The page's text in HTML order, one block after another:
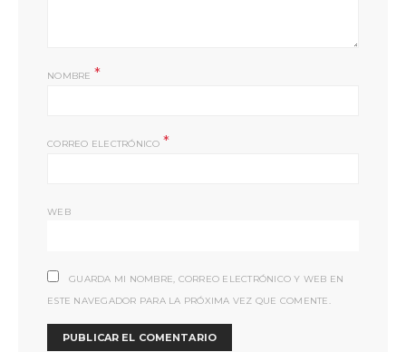
NOMBRE *
CORREO ELECTRÓNICO *
WEB
GUARDA MI NOMBRE, CORREO ELECTRÓNICO Y WEB EN
ESTE NAVEGADOR PARA LA PRÓXIMA VEZ QUE COMENTE.